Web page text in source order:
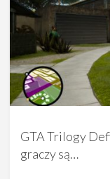
GTA Trilogy
graczy są…